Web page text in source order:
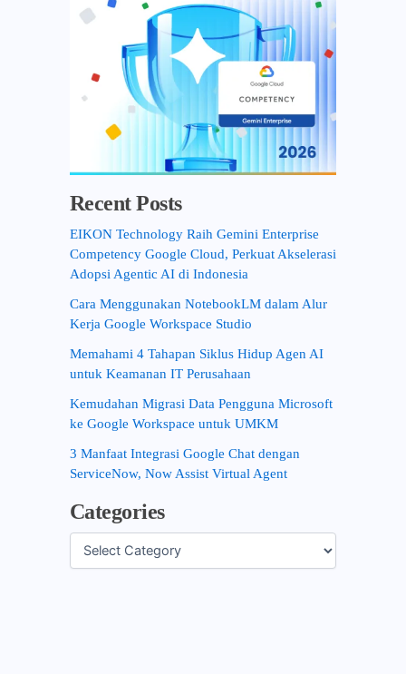
Recent Posts
EIKON Technology Raih Gemini Enterprise
Competency Google Cloud, Perkuat Akselerasi
Adopsi Agentic AI di Indonesia
Cara Menggunakan NotebookLM dalam Alur
Kerja Google Workspace Studio
Memahami 4 Tahapan Siklus Hidup Agen AI
untuk Keamanan IT Perusahaan
Kemudahan Migrasi Data Pengguna Microsoft
ke Google Workspace untuk UMKM
3 Manfaat Integrasi Google Chat dengan
ServiceNow, Now Assist Virtual Agent
Categories